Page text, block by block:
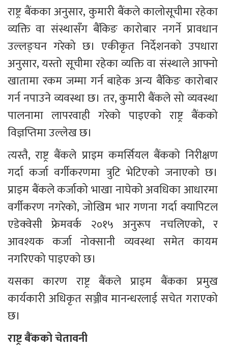
राष्ट्र बैंकका अनुसार, कुमारी बैंकले कालोसूचीमा रहेका
व्यक्ति वा संस्थासँग बैंकिङ कारोबार नगर्ने प्रावधान
उल्लङ्घन गरेको छ। एकीकृत निर्देशनको उपधारा
अनुसार, यस्तो सूचीमा रहेका व्यक्ति वा संस्थाले आफ्नो
खातामा रकम जम्मा गर्न बाहेक अन्य बैंकिङ कारोबार
गर्न नपाउने व्यवस्था छ। तर, कुमारी बैंकले सो व्यवस्था
पालनामा लापरवाही गरेको पाइएको राष्ट्र बैंकको
विज्ञप्तिमा उल्लेख छ।
त्यस्तै, राष्ट्र बैंकले प्राइम कमर्सियल बैंकको निरीक्षण
गर्दा कर्जा वर्गीकरणमा त्रुटि भेटिएको जनाएको छ।
प्राइम बैंकले कर्जाको भाखा नाघेको अवधिका आधारमा
वर्गीकरण नगरेको, जोखिम भार गणना गर्दा क्यापिटल
एडेक्वेसी फ्रेमवर्क २०१५ अनुरूप नचलिएको, र
आवश्यक कर्जा नोक्सानी व्यवस्था समेत कायम
नगरिएको पाइएको छ।
यसका कारण राष्ट्र बैंकले प्राइम बैंकका प्रमुख
कार्यकारी अधिकृत सञ्जीव मानन्धरलाई सचेत गराएको
छ।
राष्ट्र बैंकको चेतावनी